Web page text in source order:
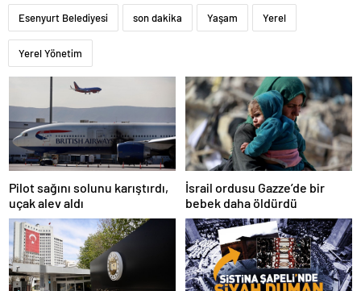
Esenyurt Belediyesi son dakika Yaşam Yerel
Yerel Yönetim
Pilot sağını solunu karıştırdı,
uçak alev aldı
İsrail ordusu Gazze’de bir
bebek daha öldürdü